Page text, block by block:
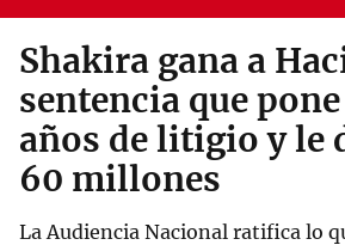
Shakira gana a
sentencia que
años de litigio y le
60 millones
La Audiencia Nacional ratifica lo